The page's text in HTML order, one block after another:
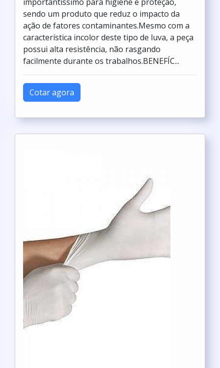
sendo um produto que reduz o impacto da
ação de fatores contaminantes.Mesmo com a
característica incolor deste tipo de luva, a peça
possui alta resistência, não rasgando
facilmente durante os trabalhos.BENEFÍC...
Cotar agora